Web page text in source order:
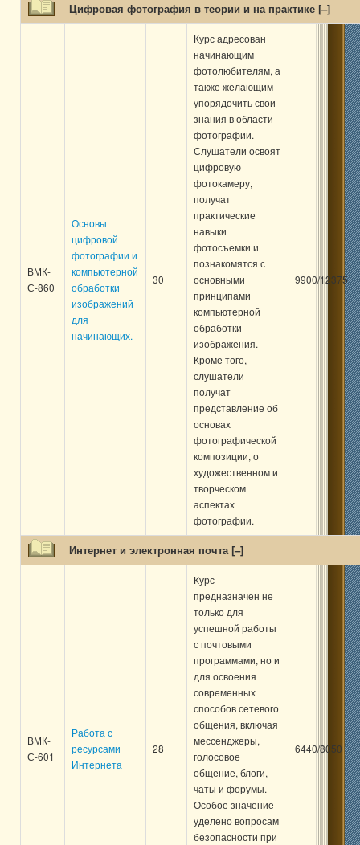
Цифровая фотография в теории и на практике [–]
ВМК-
С-860
Основы
цифровой
фотографии и
компьютерной
обработки
изображений
для
начинающих.
30
Курс адресован
начинающим
фотолюбителям, а
также желающим
упорядочить свои
знания в области
фотографии.
Слушатели освоят
цифровую
фотокамеру,
получат
практические
навыки
фотосъемки и
познакомятся с
основными
принципами
компьютерной
обработки
изображения.
Кроме того,
слушатели
получат
представление об
основах
фотографической
композиции, о
художественном и
творческом
аспектах
фотографии.
9900/12375
Интернет и электронная почта [–]
ВМК-
С-601
Работа с
ресурсами
Интернета
28
Курс
предназначен не
только для
успешной работы
с почтовыми
программами, но и
для освоения
современных
способов сетевого
общения, включая
мессенджеры,
голосовое
общение, блоги,
чаты и форумы.
Особое значение
уделено вопросам
безопасности при
6440/8050